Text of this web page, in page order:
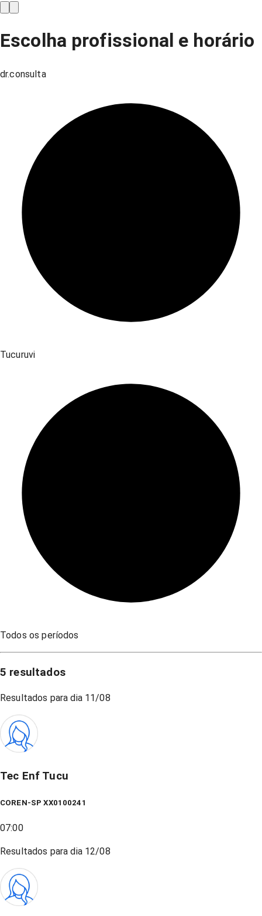
Escolha profissional e horário
dr.consulta
Tucuruvi
Todos os períodos
5 resultados
Resultados para dia 11/08
Tec Enf Tucu
COREN-SP XX0100241
07:00
Resultados para dia 12/08